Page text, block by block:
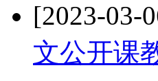
[2023-03-
文公开课